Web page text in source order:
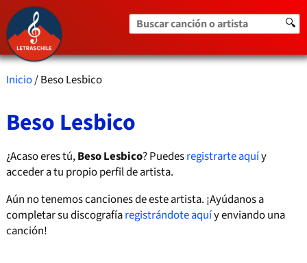
Buscar canción o artista 🔍
Inicio/ Beso Lesbico
Beso Lesbico
¿Acaso eres tú,Beso Lesbico? Puedesregistrarte aquíy
acceder a tu propio perfil de artista.
Aún no tenemos canciones de este artista. ¡Ayúdanos a
completar su discografíaregistrándote aquíy enviando una
canción!